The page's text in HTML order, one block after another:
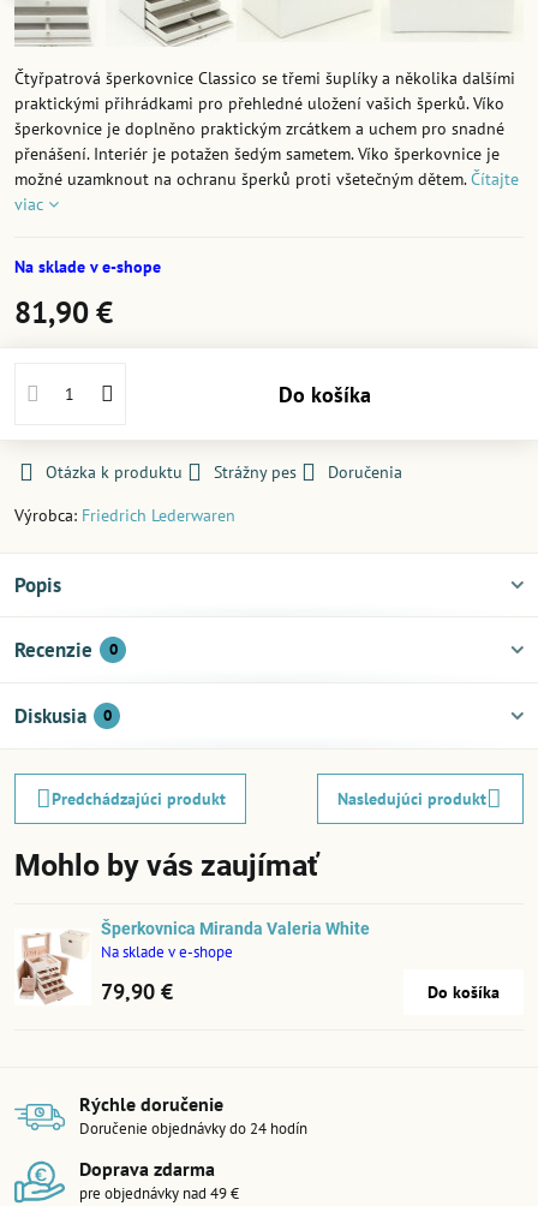
Čtyřpatrová šperkovnice Classico se třemi šuplíky a několika dalšími
praktickými přihrádkami pro přehledné uložení vašich šperků. Víko
šperkovnice je doplněno praktickým zrcátkem a uchem pro snadné
přenášení. Interiér je potažen šedým sametem. Víko šperkovnice je
možné uzamknout na ochranu šperků proti všetečným dětem.Čítajte
viac
Na sklade v e-shope
81,90 €
Do košíka
Otázka k produktu Strážny pes
Doručenia
Výrobca: Friedrich Lederwaren
Popis
Recenzie 0
Diskusia 0
Predchádzajúci produkt Nasledujúci produkt
Mohlo by vás zaujímať
Šperkovnica Miranda Valeria White
Na sklade v e-shope
79,90 € Do košíka
Rýchle doručenie
Doručenie objednávky do 24 hodín
Doprava zdarma
pre objednávky nad 49 €